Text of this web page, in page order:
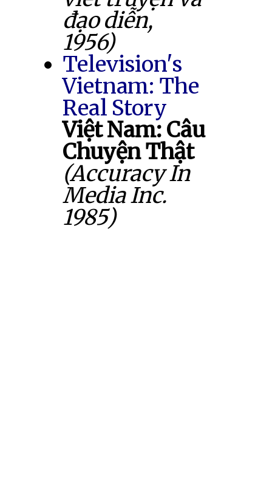
đạo diễn,
1956)
Television's
Vietnam: The
Real Story
Việt Nam: Câu
Chuyện Thật
(Accuracy In
Media Inc.
1985)